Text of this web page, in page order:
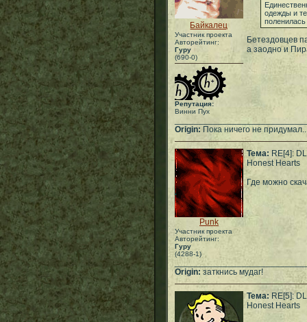
Байкалец
Участник проекта
Авторейтинг:
Гуру
(690-0)
Репутация:
Винни Пух
одежды и
Бетездовцев
а заодно и
Origin: Пока ничего не
Punk
Участник проекта
Авторейтинг:
Гуру
(4288-1)
Тема: RE[4]:
Honest Hearts
Где можно
Origin:заткнись мудаг!
Тема: RE[5]:
Honest Hearts